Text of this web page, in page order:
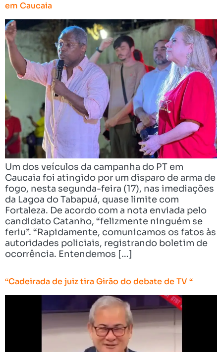
em Caucaia
Um dos veículos da campanha do PT em
Caucaia foi atingido por um disparo de arma de
fogo, nesta segunda-feira (17), nas imediações
da Lagoa do Tabapuá, quase limite com
Fortaleza. De acordo com a nota enviada pelo
candidato Catanho, “felizmente ninguém se
feriu”. “Rapidamente, comunicamos os fatos às
autoridades policiais, registrando boletim de
ocorrência. Entendemos […]
“Cadeirada de juiz tira Girão do debate de TV “